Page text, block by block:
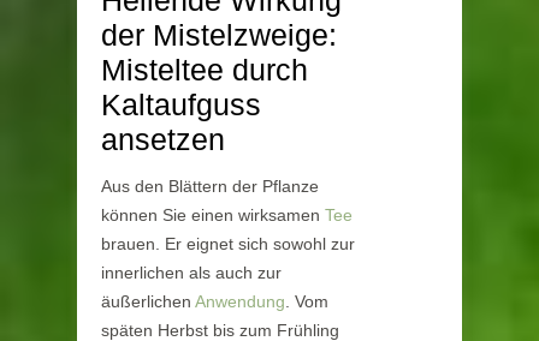
der Mistelzweige:
Misteltee durch
Kaltaufguss
ansetzen
Aus den Blättern der Pflanze
können Sie einen wirksamen Tee
brauen. Er eignet sich sowohl zur
innerlichen als auch zur
äußerlichen Anwendung . Vom
späten Herbst bis zum Frühling